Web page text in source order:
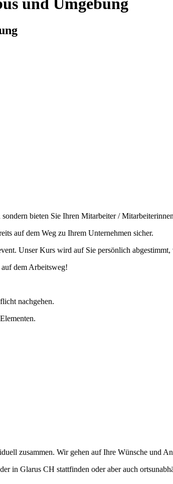
bieten Sie Ihren Mitarbeiter /
auf dem Weg zu Ihrem Unternehmen sicher.
Unser Kurs wird auf Sie persönlich
dem Arbeitsweg!
nachgehen.
zusammen. Wir gehen auf Ihre Wünsche und
in Glarus CH stattfinden oder aber auch